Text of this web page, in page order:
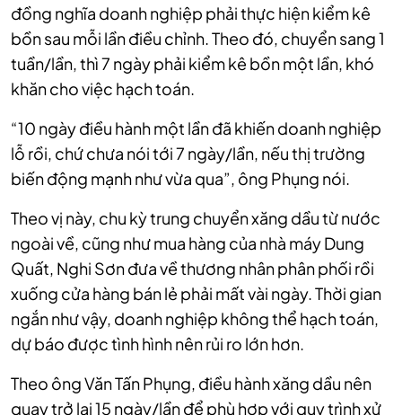
đồng nghĩa doanh nghiệp phải thực hiện kiểm kê
bồn sau mỗi lần điều chỉnh. Theo đó, chuyển sang 1
tuần/lần, thì 7 ngày phải kiểm kê bồn một lần, khó
khăn cho việc hạch toán.
“10 ngày điều hành một lần đã khiến doanh nghiệp
lỗ rồi, chứ chưa nói tới 7 ngày/lần, nếu thị trường
biến động mạnh như vừa qua”, ông Phụng nói.
Theo vị này, chu kỳ trung chuyển xăng dầu từ nước
ngoài về, cũng như mua hàng của nhà máy Dung
Quất, Nghi Sơn đưa về thương nhân phân phối rồi
xuống cửa hàng bán lẻ phải mất vài ngày. Thời gian
ngắn như vậy, doanh nghiệp không thể hạch toán,
dự báo được tình hình nên rủi ro lớn hơn.
Theo ông Văn Tấn Phụng, điều hành xăng dầu nên
quay trở lại 15 ngày/lần để phù hợp với quy trình xử